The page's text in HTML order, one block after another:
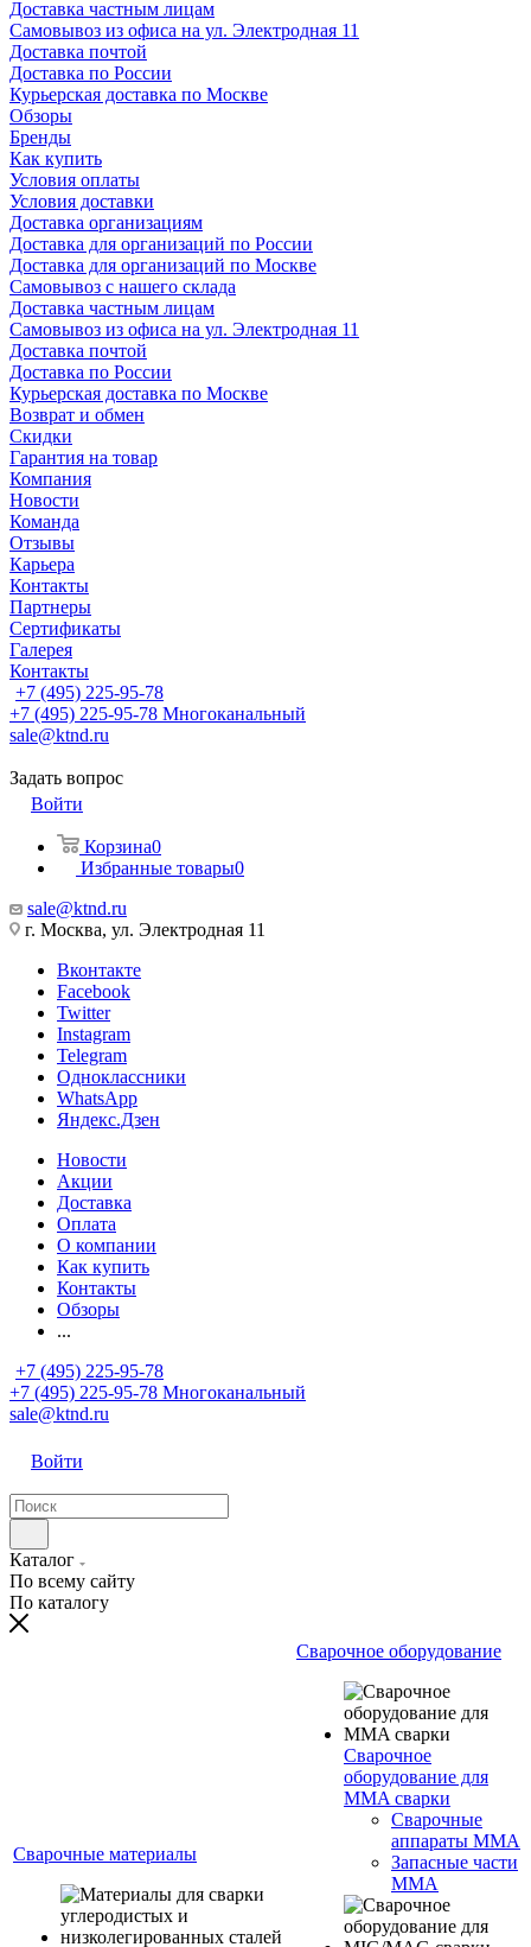
Доставка частным лицам
Самовывоз из офиса на ул. Электродная 11
Доставка почтой
Доставка по России
Курьерская доставка по Москве
Обзоры
Бренды
Как купить
Условия оплаты
Условия доставки
Доставка организациям
Доставка для организаций по России
Доставка для организаций по Москве
Самовывоз с нашего склада
Доставка частным лицам
Самовывоз из офиса на ул. Электродная 11
Доставка почтой
Доставка по России
Курьерская доставка по Москве
Возврат и обмен
Скидки
Гарантия на товар
Компания
Новости
Команда
Отзывы
Карьера
Контакты
Партнеры
Сертификаты
Галерея
Контакты
+7 (495) 225-95-78
+7 (495) 225-95-78 Многоканальный
sale@ktnd.ru
Задать вопрос
Войти
Корзина0
Избранные товары0
sale@ktnd.ru
г. Москва, ул. Электродная 11
Вконтакте
Facebook
Twitter
Instagram
Telegram
Одноклассники
WhatsApp
Яндекс.Дзен
Новости
Акции
Доставка
Оплата
О компании
Как купить
Контакты
Обзоры
...
+7 (495) 225-95-78
+7 (495) 225-95-78 Многоканальный
sale@ktnd.ru
Войти
Каталог
По всему сайту
По каталогу
Сварочные материалы
Сварочное оборудование
Сварочное
оборудование для
MMA сварки
Сварочные
аппараты MMA
Запасные части
MMA